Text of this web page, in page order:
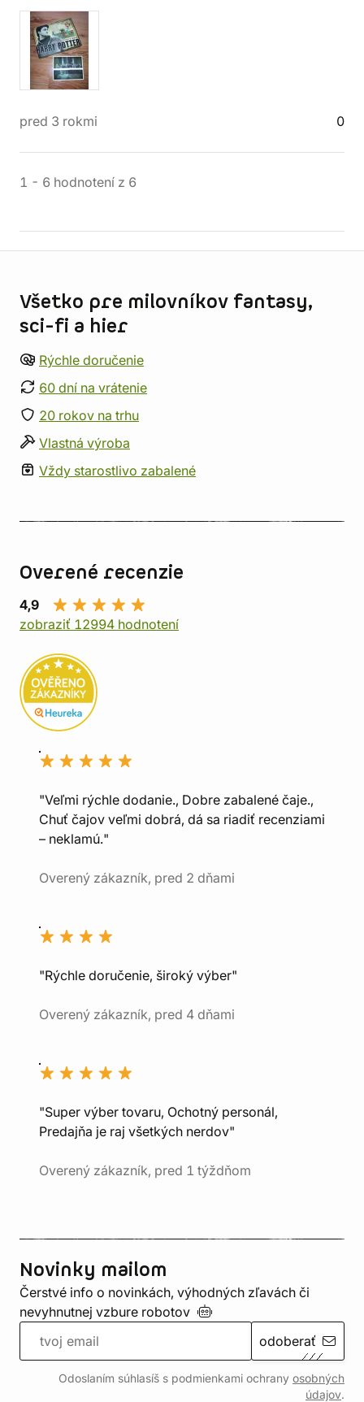
pred 3 rokmi 0
1 - 6 hodnotení z 6
Všetko pre milovníkov fantasy,
sci-fi a hier
Rýchle doručenie
60 dní na vrátenie
20 rokov na trhu
Vlastná výroba
Vždy starostlivo zabalené
Overené recenzie
4,9
zobraziť 12994 hodnotení
"Veľmi rýchle dodanie., Dobre zabalené čaje.,
Chuť čajov veľmi dobrá, dá sa riadiť recenziami
– neklamú."
Overený zákazník, pred 2 dňami
"Rýchle doručenie, široký výber"
Overený zákazník, pred 4 dňami
"Super výber tovaru, Ochotný personál,
Predajňa je raj všetkých nerdov"
Overený zákazník, pred 1 týždňom
Novinky mailom
Čerstvé info o novinkách, výhodných zľavách či
nevyhnutnej vzbure robotov
odoberať
Odoslaním súhlasíš s podmienkami ochrany osobných
údajov.